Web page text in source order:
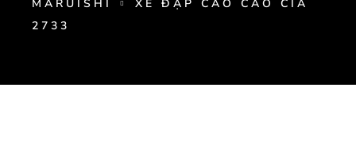
MARUISHI
XE ĐẠP CÀO CÀO CIA
2733